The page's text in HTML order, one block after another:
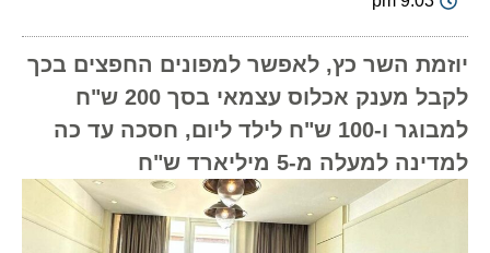
יוזמת השר כץ, לאפשר למפונים החפצים בכך
לקבל מענק אכלוס עצמאי בסך 200 ש"ח
למבוגר ו-100 ש"ח לילד ליום, חסכה עד כה
למדינה למעלה מ-5 מיליארד ש"ח